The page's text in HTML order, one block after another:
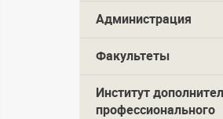
Администрация
Факультеты
Институт
профессионального